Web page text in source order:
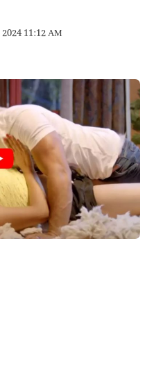
11:12 AM